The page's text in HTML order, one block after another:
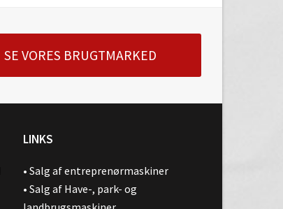
SE VORES BRUGTMARKED
LINKS
• Salg af entreprenørmaskiner
• Salg af Have-, park- og